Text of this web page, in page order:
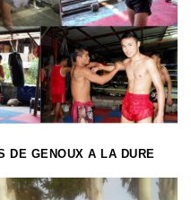
DE GENOUX A LA DURE